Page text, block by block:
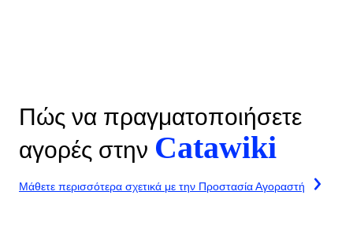
Πώς να πραγματοποιήσετε
αγορές στην Catawiki
Μάθετε περισσότερα σχετικά με την Προστασία Αγοραστή